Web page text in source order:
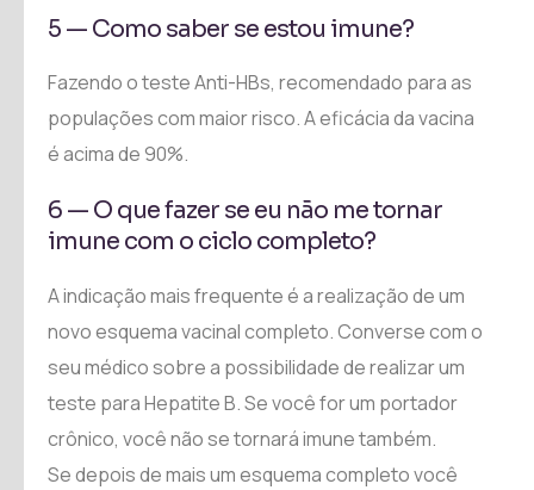
5 — Como saber se estou imune?
Fazendo o teste Anti-HBs, recomendado para as
populações com maior risco. A eficácia da vacina
é acima de 90%.
6 — O que fazer se eu não me tornar
imune com o ciclo completo?
A indicação mais frequente é a realização de um
novo esquema vacinal completo. Converse com o
seu médico sobre a possibilidade de realizar um
teste para Hepatite B. Se você for um portador
crônico, você não se tornará imune também.
Se depois de mais um esquema completo você